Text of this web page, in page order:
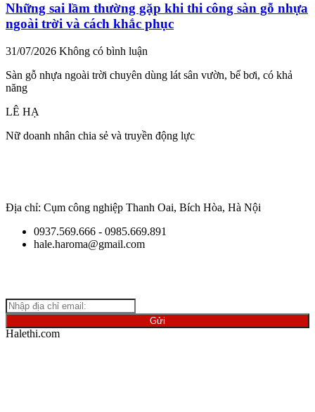
Những sai lầm thường gặp khi thi công sàn gỗ nhựa
ngoài trời và cách khắc phục
31/07/2026 Không có bình luận
Sàn gỗ nhựa ngoài trời chuyên dùng lát sân vườn, bể bơi, có khả
năng
LÊ HẠ
Nữ doanh nhân chia sẻ và truyền động lực
Địa chỉ: Cụm công nghiệp Thanh Oai, Bích Hòa, Hà Nội
0937.569.666 - 0985.669.891
hale.haroma@gmail.com
Halethi.com